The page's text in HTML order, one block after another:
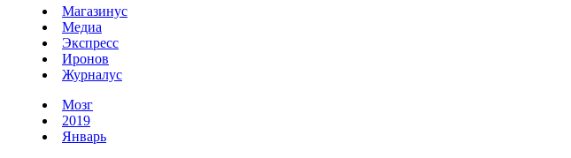
Магазинус
Медиа
Экспресс
Иронов
Журналус
Мозг
2019
Январь